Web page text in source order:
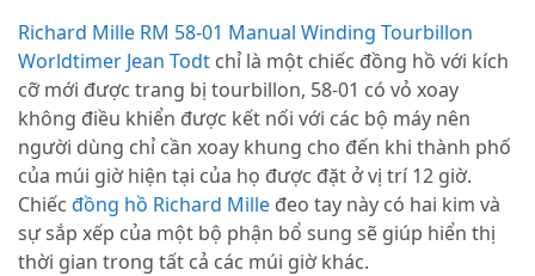
Richard Mille RM 58-01 Manual Winding Tourbillon
Worldtimer Jean Todt chỉ là một chiếc đồng hồ với kích
cỡ mới được trang bị tourbillon, 58-01 có vỏ xoay
không điều khiển được kết nối với các bộ máy nên
người dùng chỉ cần xoay khung cho đến khi thành phố
của múi giờ hiện tại của họ được đặt ở vị trí 12 giờ.
Chiếc đồng hồ Richard Mille đeo tay này có hai kim và
sự sắp xếp của một bộ phận bổ sung sẽ giúp hiển thị
thời gian trong tất cả các múi giờ khác.